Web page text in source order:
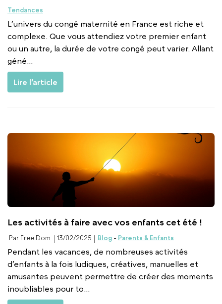
Tendances
L’univers du congé maternité en France est riche et
complexe. Que vous attendiez votre premier enfant
ou un autre, la durée de votre congé peut varier. Allant
géné...
Lire l’article
Les activités à faire avec vos enfants cet été !
Par Free Dom 13/02/2025 Blog- Parents & Enfants
Pendant les vacances, de nombreuses activités
d’enfants à la fois ludiques, créatives, manuelles et
amusantes peuvent permettre de créer des moments
inoubliables pour to...